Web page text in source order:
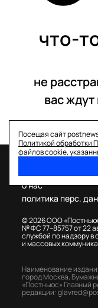
что-
не
вас
Посещая сайт
Политикой обработки
файлов cookie,
© 2026 ООО
№ ФС 77–85757 от 22
службой по надзору
и массовых
о нас
политика перс.
Наименование
город Москва,
«Постньюс» Главный
редакции: